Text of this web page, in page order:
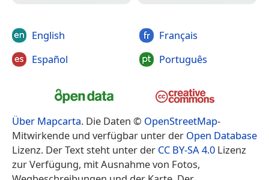
English
Español
Français
Português
Über Mapcarta. Die Daten © OpenStreetMap-
Mitwirkende und verfügbar unter der Open Database
Lizenz. Der Text steht unter der CC BY-SA 4.0 Lizenz
zur Verfügung, mit Ausnahme von Fotos,